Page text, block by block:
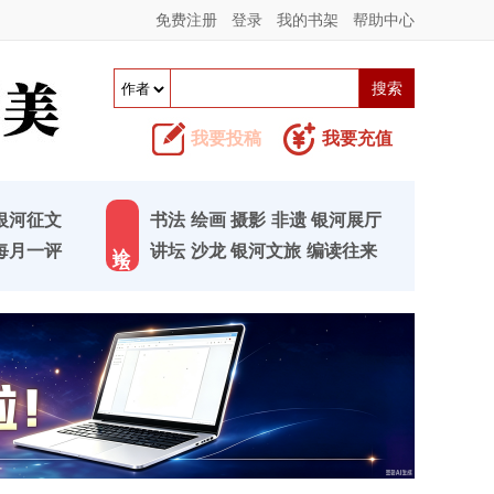
免费注册 登录 我的书架 帮助中心
我要投稿 我要充值
河征文
月一评
书法 绘画 摄影 非遗 银河展厅
讲坛 沙龙 银河文旅 编读往来